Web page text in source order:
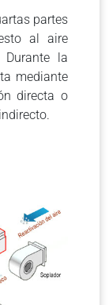
partes
al aire
la
mediante
directa o